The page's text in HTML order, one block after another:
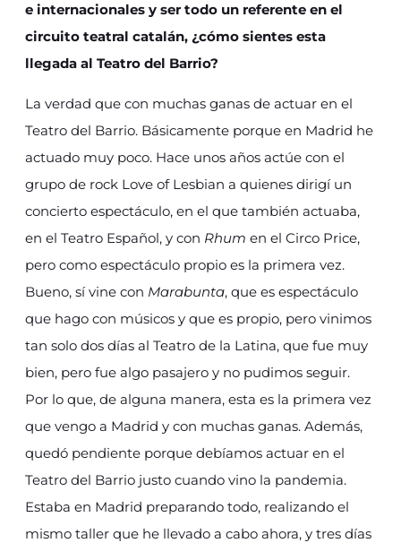
e internacionales y ser todo un referente en el
circuito teatral catalán, ¿cómo sientes esta
llegada al Teatro del Barrio?
La verdad que con muchas ganas de actuar en el
Teatro del Barrio. Básicamente porque en Madrid he
actuado muy poco. Hace unos años actúe con el
grupo de rock Love of Lesbian a quienes dirigí un
concierto espectáculo, en el que también actuaba,
en el Teatro Español, y con Rhum en el Circo Price,
pero como espectáculo propio es la primera vez.
Bueno, sí vine con Marabunta, que es espectáculo
que hago con músicos y que es propio, pero vinimos
tan solo dos días al Teatro de la Latina, que fue muy
bien, pero fue algo pasajero y no pudimos seguir.
Por lo que, de alguna manera, esta es la primera vez
que vengo a Madrid y con muchas ganas. Además,
quedó pendiente porque debíamos actuar en el
Teatro del Barrio justo cuando vino la pandemia.
Estaba en Madrid preparando todo, realizando el
mismo taller que he llevado a cabo ahora, y tres días